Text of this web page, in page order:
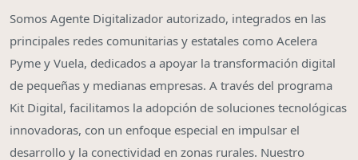
Somos Agente Digitalizador autorizado, integrados en las
principales redes comunitarias y estatales como Acelera
Pyme y Vuela, dedicados a apoyar la transformación digital
de pequeñas y medianas empresas. A través del programa
Kit Digital, facilitamos la adopción de soluciones tecnológicas
innovadoras, con un enfoque especial en impulsar el
desarrollo y la conectividad en zonas rurales. Nuestro